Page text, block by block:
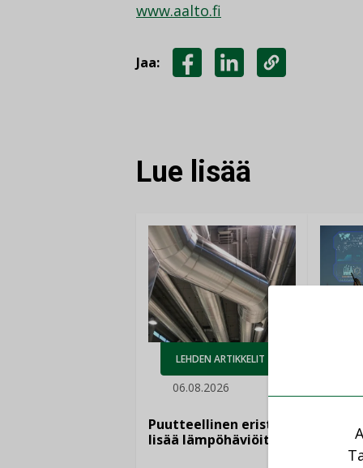
www.aalto.fi
Jaa:
Lue lisää
LEHDEN ARTIKKELIT
06.08.2026
Puutteellinen eristys
lisää lämpöhäviöitä